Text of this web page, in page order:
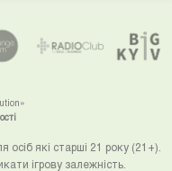
які старші 21 року (21+).
ігрову залежність.